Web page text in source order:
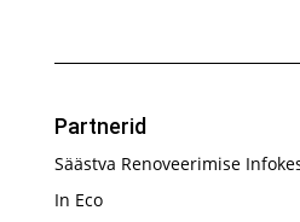
Partnerid
Säästva Renoveerimise
In Eco